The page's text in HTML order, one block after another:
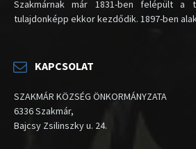
Szakmárnak már 1831-ben felépült a
tulajdonképp ekkor kezdődik. 1897-ben
KAPCSOLAT
SZAKMÁR KÖZSÉG ÖNKORMÁNYZATA
6336 Szakmár,
Bajcsy Zsilinszky u. 24.